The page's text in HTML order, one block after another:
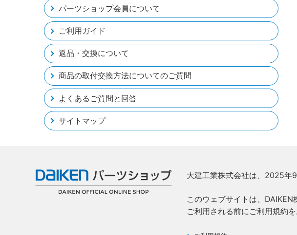
パーツショップ会員について
ご利用ガイド
返品・交換について
商品の取付交換方法についてのご質問
よくあるご質問と回答
サイトマップ
大建工業株式会社は、2025年
このウェブサイトは、DAIKEN
ご利用される前にご利用規約